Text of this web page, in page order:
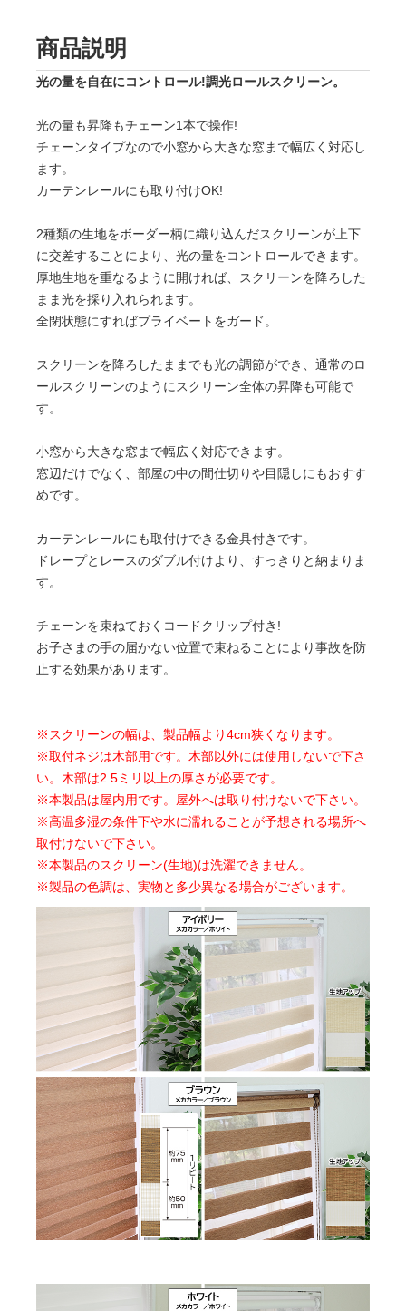
商品説明
光の量を自在にコントロール!調光ロールスクリーン。
光の量も昇降もチェーン1本で操作!
チェーンタイプなので小窓から大きな窓まで幅広く対応し
ます。
カーテンレールにも取り付けOK!
2種類の生地をボーダー柄に織り込んだスクリーンが上下
に交差することにより、光の量をコントロールできます。
厚地生地を重なるように開ければ、スクリーンを降ろした
まま光を採り入れられます。
全閉状態にすればプライベートをガード。
スクリーンを降ろしたままでも光の調節ができ、通常のロ
ールスクリーンのようにスクリーン全体の昇降も可能で
す。
小窓から大きな窓まで幅広く対応できます。
窓辺だけでなく、部屋の中の間仕切りや目隠しにもおすす
めです。
カーテンレールにも取付けできる金具付きです。
ドレープとレースのダブル付けより、すっきりと納まりま
す。
チェーンを束ねておくコードクリップ付き!
お子さまの手の届かない位置で束ねることにより事故を防
止する効果があります。
※スクリーンの幅は、製品幅より4cm狭くなります。
※取付ネジは木部用です。木部以外には使用しないで下さ
い。木部は2.5ミリ以上の厚さが必要です。
※本製品は屋内用です。屋外へは取り付けないで下さい。
※高温多湿の条件下や水に濡れることが予想される場所へ
取付けないで下さい。
※本製品のスクリーン(生地)は洗濯できません。
※製品の色調は、実物と多少異なる場合がございます。